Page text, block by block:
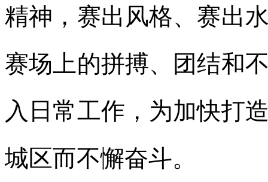
精神，赛出风格、赛出
赛场上的拼搏、团结和
入日常工作，为加快打
城区而不懈奋斗。